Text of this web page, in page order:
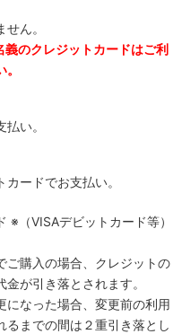
ん。
のクレジットカードはご利
い。
ードでお支払い。
※（VISAデビットカード等）
ご購入の場合、クレジットの
が引き落とされます。
になった場合、変更前の利用
までの間は２重引き落とし